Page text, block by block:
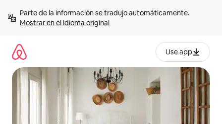
contenidoMostrar en el idioma original
Use app